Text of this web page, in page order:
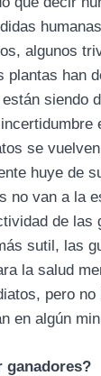
algunos
plantas han
siendo
se
huye de
no van a la
de las
sutil, las
la salud
pero no
en algún
ganadores?